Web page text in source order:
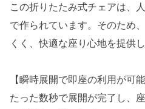
この折りたたみ式チェアは、
で作られています。そのため
くく、快適な座り心地を提供し
【瞬時展開で即座の利用が可能
たった数秒で展開が完了し、